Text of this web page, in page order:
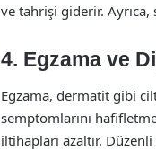
ve tahrişi giderir. Ayrıca,
4. Egzama ve
Egzama, dermatit gibi
semptomlarını
iltihapları azaltır.